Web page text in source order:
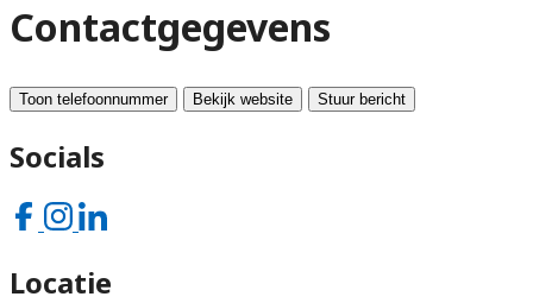
Contactgegevens
Toon telefoonnummer Bekijk website Stuur bericht
Socials
Locatie